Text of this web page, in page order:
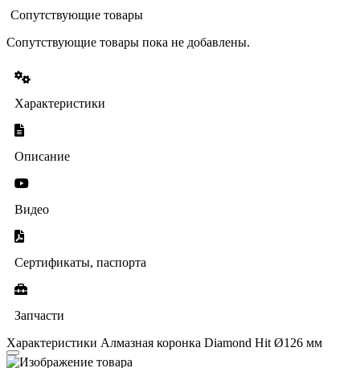
Сопутствующие товары
Сопутствующие товары пока не добавлены.
Характеристики
Описание
Видео
Сертификаты, паспорта
Запчасти
Характеристики Алмазная коронка Diamond Hit Ø126 мм